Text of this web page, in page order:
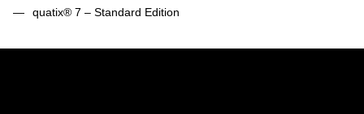
quatix® 7 – Standard Edition